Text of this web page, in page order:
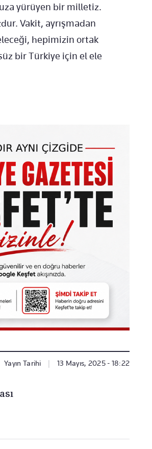
yürüyen bir milletiz.
Vakit, ayrışmadan
hepimizin ortak
bir Türkiye için el ele
Yayın Tarihi 13 Mayıs, 2025 - 18:22